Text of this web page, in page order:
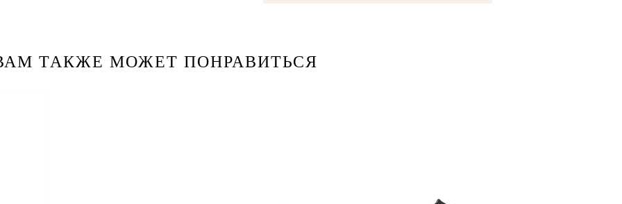
ТАКЖЕ МОЖЕТ ПОНРАВИТЬСЯ